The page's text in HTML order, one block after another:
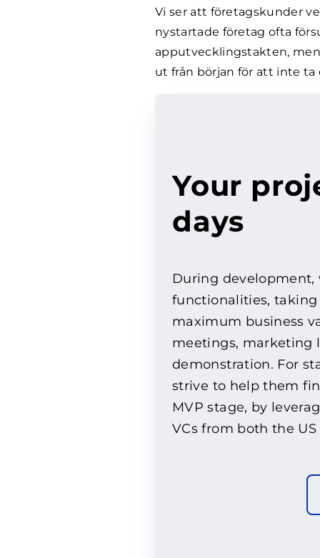
Vi ser att företagskunder
nystartade företag ofta
apputvecklingstakten,
ut från början för att inte ta
Your
days
During development,
functionalities,
maximum business
meetings, marketing
demonstration. For
strive to help them
MVP stage, by
VCs from both the US